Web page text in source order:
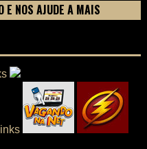
E NOS AJUDE A MAIS